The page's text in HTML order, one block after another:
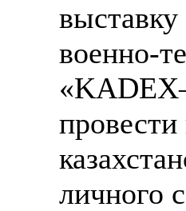
военно-
личного